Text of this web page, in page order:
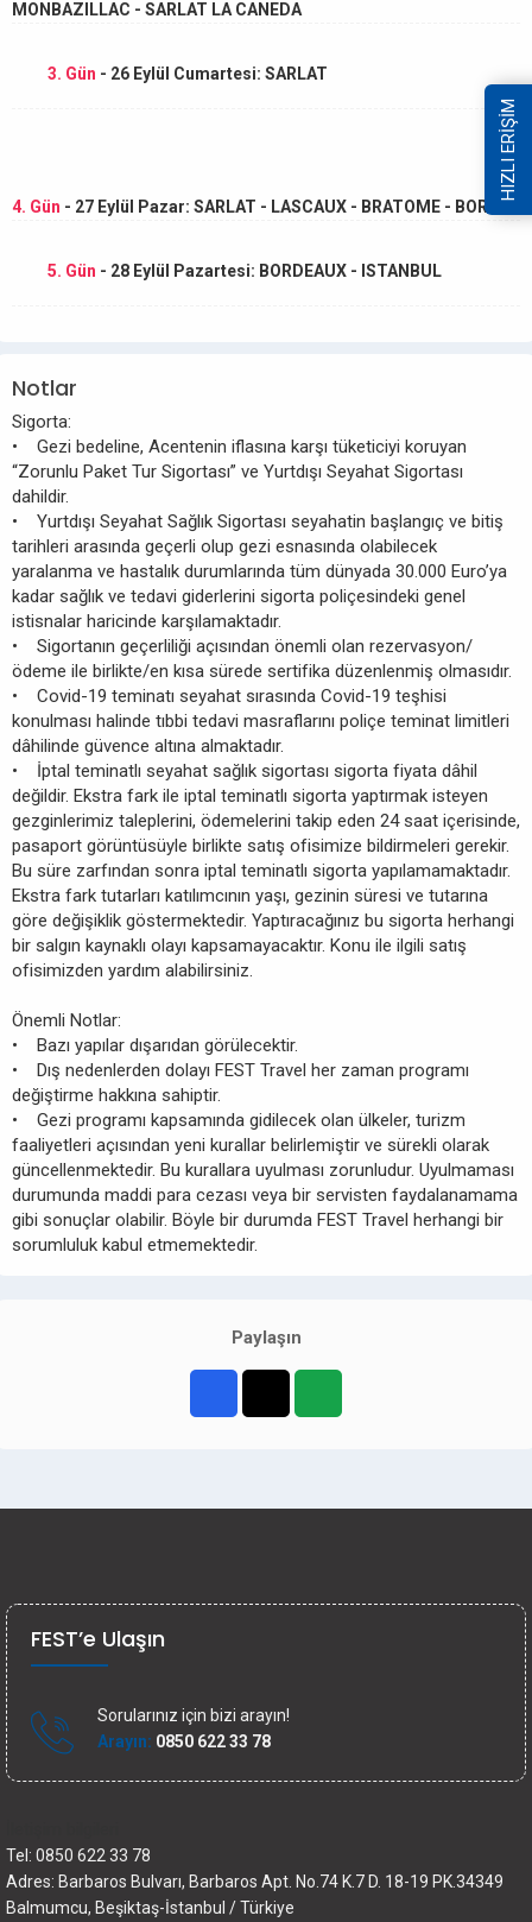
MONBAZILLAC - SARLAT LA CANEDA
3. Gün - 26 Eylül Cumartesi: SARLAT
4. Gün - 27 Eylül Pazar: SARLAT - LASCAUX - BRATOME - BORDO
5. Gün - 28 Eylül Pazartesi: BORDEAUX - ISTANBUL
Notlar
Sigorta:
• Gezi bedeline, Acentenin iflasına karşı tüketiciyi koruyan
“Zorunlu Paket Tur Sigortası” ve Yurtdışı Seyahat Sigortası
dahildir.
• Yurtdışı Seyahat Sağlık Sigortası seyahatin başlangıç ve bitiş
tarihleri arasında geçerli olup gezi esnasında olabilecek
yaralanma ve hastalık durumlarında tüm dünyada 30.000 Euro’ya
kadar sağlık ve tedavi giderlerini sigorta poliçesindeki genel
istisnalar haricinde karşılamaktadır.
• Sigortanın geçerliliği açısından önemli olan rezervasyon/
ödeme ile birlikte/en kısa sürede sertifika düzenlenmiş olmasıdır.
• Covid-19 teminatı seyahat sırasında Covid-19 teşhisi
konulması halinde tıbbi tedavi masraflarını poliçe teminat limitleri
dâhilinde güvence altına almaktadır.
• İptal teminatlı seyahat sağlık sigortası sigorta fiyata dâhil
değildir. Ekstra fark ile iptal teminatlı sigorta yaptırmak isteyen
gezginlerimiz taleplerini, ödemelerini takip eden 24 saat içerisinde,
pasaport görüntüsüyle birlikte satış ofisimize bildirmeleri gerekir.
Bu süre zarfından sonra iptal teminatlı sigorta yapılamamaktadır.
Ekstra fark tutarları katılımcının yaşı, gezinin süresi ve tutarına
göre değişiklik göstermektedir. Yaptıracağınız bu sigorta herhangi
bir salgın kaynaklı olayı kapsamayacaktır. Konu ile ilgili satış
ofisimizden yardım alabilirsiniz.
Önemli Notlar:
• Bazı yapılar dışarıdan görülecektir.
• Dış nedenlerden dolayı FEST Travel her zaman programı
değiştirme hakkına sahiptir.
• Gezi programı kapsamında gidilecek olan ülkeler, turizm
faaliyetleri açısından yeni kurallar belirlemiştir ve sürekli olarak
güncellenmektedir. Bu kurallara uyulması zorunludur. Uyulmaması
durumunda maddi para cezası veya bir servisten faydalanamama
gibi sonuçlar olabilir. Böyle bir durumda FEST Travel herhangi bir
sorumluluk kabul etmemektedir.
Paylaşın
HIZLI ERİŞİM
FEST’e Ulaşın
Sorularınız için bizi arayın!
Arayın: 0850 622 33 78
Tel: 0850 622 33 78
Adres: Barbaros Bulvarı, Barbaros Apt. No.74 K.7 D. 18-19 PK.34349
Balmumcu, Beşiktaş-İstanbul / Türkiye